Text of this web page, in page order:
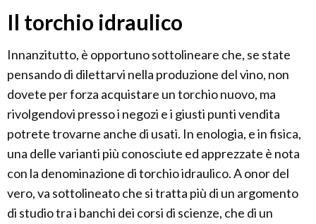
Il torchio idraulico
Innanzitutto, è opportuno sottolineare che, se state
pensando di dilettarvi nella produzione del vino, non
dovete per forza acquistare un torchio nuovo, ma
rivolgendovi presso i negozi e i giusti punti vendita
potrete trovarne anche di usati. In enologia, e in fisica,
una delle varianti più conosciute ed apprezzate è nota
con la denominazione di torchio idraulico. A onor del
vero, va sottolineato che si tratta più di un argomento
di studio tra i banchi dei corsi di scienze, che di un